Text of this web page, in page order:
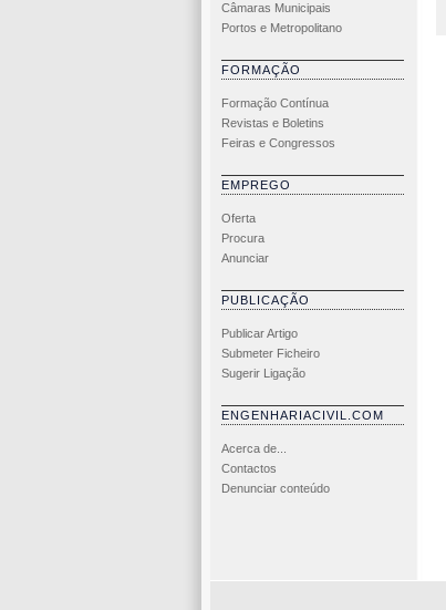
Câmaras Municipais
Portos e Metropolitano
FORMAÇÃO
Formação Contínua
Revistas e Boletins
Feiras e Congressos
EMPREGO
Oferta
Procura
Anunciar
PUBLICAÇÃO
Publicar Artigo
Submeter Ficheiro
Sugerir Ligação
ENGENHARIACIVIL.COM
Acerca de...
Contactos
Denunciar conteúdo